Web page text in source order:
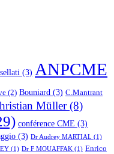
(3) ANPCME
(2) Bouniard (3) C.Mantrant
Müller(8)
conférence CME (3)
(3) Dr Audrey MARTIAL (1)
(1) Dr F MOUAFFAK (1) Enrico